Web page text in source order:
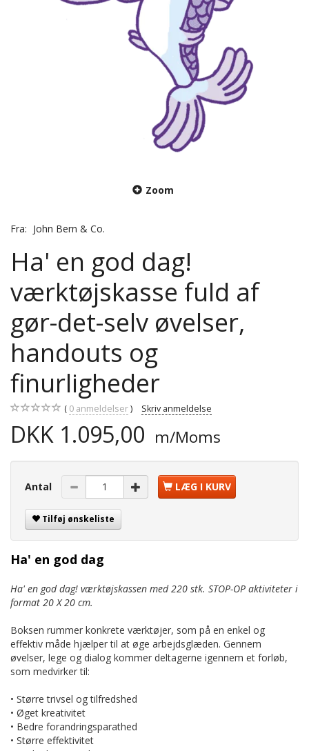
Zoom
Fra: John Bern & Co.
Ha' en god dag!
værktøjskasse fuld af
gør-det-selv øvelser,
handouts og
finurligheder
0 anmeldelser Skriv anmeldelse
DKK 1.095,00 m/Moms
Antal LÆG I KURV
Tilføj ønskeliste
Ha' en god dag
Ha' en god dag! værktøjskassen med 220 stk. STOP-OP aktiviteter i
format 20 X 20 cm.
Boksen rummer konkrete værktøjer, som på en enkel og
effektiv måde hjælper til at øge arbejdsglæden. Gennem
øvelser, lege og dialog kommer deltagerne igennem et forløb,
som medvirker til:
• Større trivsel og tilfredshed
• Øget kreativitet
• Bedre forandringsparathed
• Større effektivitet